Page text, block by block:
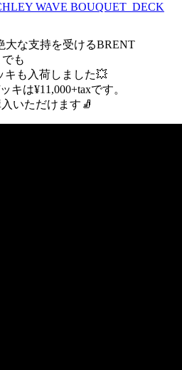
WAVE BOUQUET DECK
大な支持を受けるBRENT
も
キも入荷しました💥
キは¥11,000+taxです。
いただけます🧦